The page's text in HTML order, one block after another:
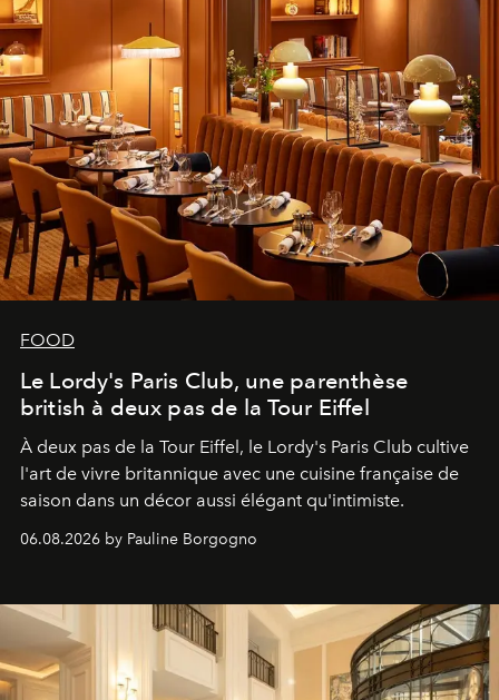
FOOD
Le Lordy's Paris Club, une parenthèse
british à deux pas de la Tour Eiffel
À deux pas de la Tour Eiffel, le Lordy's Paris Club cultive
l'art de vivre britannique avec une cuisine française de
saison dans un décor aussi élégant qu'intimiste.
06.08.2026 by Pauline Borgogno